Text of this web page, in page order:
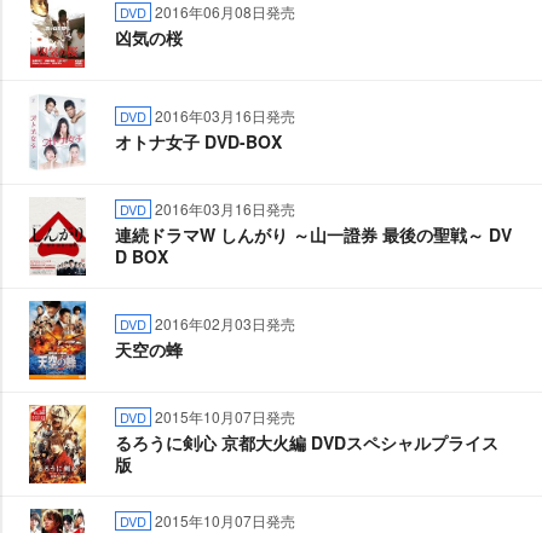
DVD 2016年06月08日発売
凶気の桜
DVD 2016年03月16日発売
オトナ女子 DVD-BOX
DVD 2016年03月16日発売
連続ドラマW しんがり ～山一證券 最後の聖戦～ DV
D BOX
DVD 2016年02月03日発売
天空の蜂
DVD 2015年10月07日発売
るろうに剣心 京都大火編 DVDスペシャルプライス
版
DVD 2015年10月07日発売